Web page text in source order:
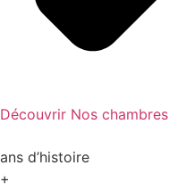
Découvrir Nos chambres
ans d’histoire
+